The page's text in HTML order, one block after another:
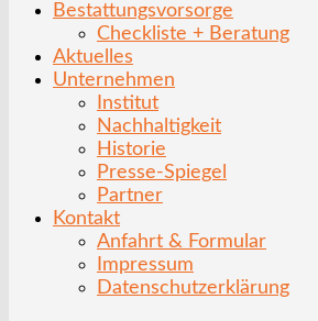
Bestattungsvorsorge
Checkliste + Beratung
Aktuelles
Unternehmen
Institut
Nachhaltigkeit
Historie
Presse-Spiegel
Partner
Kontakt
Anfahrt & Formular
Impressum
Datenschutzerklärung